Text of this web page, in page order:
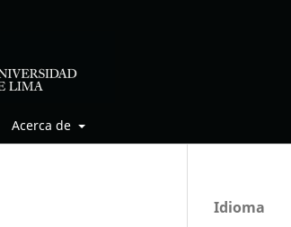
Acerca de
Idioma